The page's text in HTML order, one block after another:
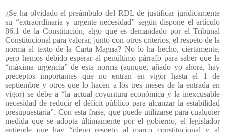
¿Se ha olvidado el preámbulo del RDL de justificar jurídicamente
su “extraordinaria y urgente necesidad” según dispone el artículo
86.1 de la Constitución, algo que es demandado por el Tribunal
Constitucional para valorar, junto con otros criterios, el respeto de la
norma al texto de la Carta Magna? No lo ha hecho, ciertamente,
pero hemos debido esperar al penúltimo párrafo para saber que la
“máxima urgencia” de esta norma (aunque, añado yo ahora, hay
preceptos importantes que no entran en vigor hasta el 1 de
septiembre y otros que lo hacen a los tres meses de la entrada en
vigor) se debe a “la actual coyuntura económica y la inexcusable
necesidad de reducir el déficit público para alcanzar la estabilidad
presupuestaria”. Con esta frase, que puede utilizarse para cualquier
medida que se adopta últimamente por el gobierno, el legislador
entiende que hay “pleno respeto al marco constitucional y al